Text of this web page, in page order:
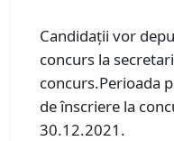
Candidaţii vor
concurs la
concurs.Perioada
de înscriere la
30.12.2021.